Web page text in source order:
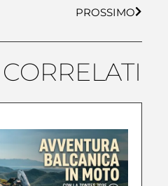
PROSSIMO
CORRELATI